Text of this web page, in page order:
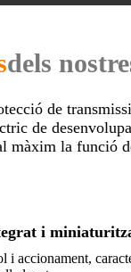
dels
de
de
màxim la funció
i
i accionament,